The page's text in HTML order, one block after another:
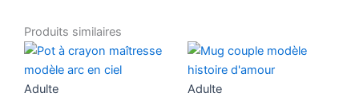
Produits similaires
Adulte
Adulte
produit
a
de
produit
plusieurs